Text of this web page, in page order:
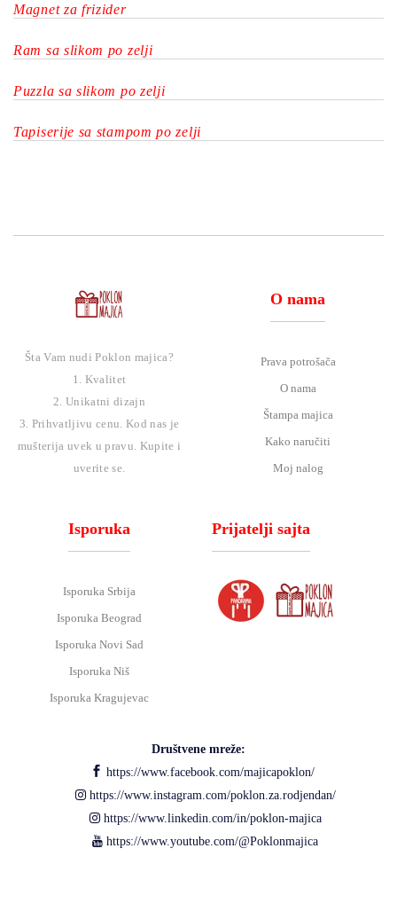
Magnet za frizider
Ram sa slikom po zelji
Puzzla sa slikom po zelji
Tapiserije sa stampom po zelji
Šta Vam nudi Poklon majica?
1. Kvalitet
2. Unikatni dizajn
3. Prihvatljivu cenu. Kod nas je
mušterija uvek u pravu. Kupite i
uverite se.
O nama
Prava potrošača
O nama
Štampa majica
Kako naručiti
Moj nalog
Isporuka
Isporuka Srbija
Isporuka Beograd
Isporuka Novi Sad
Isporuka Niš
Isporuka Kragujevac
Prijatelji sajta
Društvene mreže:
https://www.facebook.com/majicapoklon/
https://www.instagram.com/poklon.za.rodjendan/
https://www.linkedin.com/in/poklon-majica
https://www.youtube.com/@Poklonmajica